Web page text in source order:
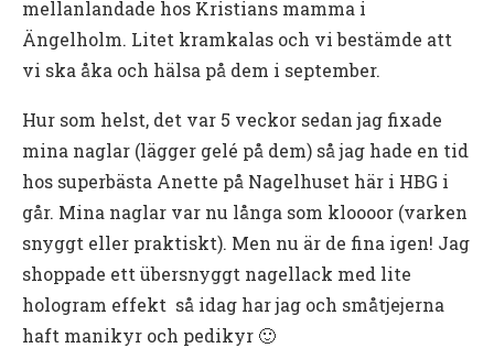
mellanlandade hos Kristians mamma i
Ängelholm. Litet kramkalas och vi bestämde att
vi ska åka och hälsa på dem i september.
Hur som helst, det var 5 veckor sedan jag fixade
mina naglar (lägger gelé på dem) så jag hade en tid
hos superbästa Anette på Nagelhuset här i HBG i
går. Mina naglar var nu långa som kloooor (varken
snyggt eller praktiskt). Men nu är de fina igen! Jag
shoppade ett übersnyggt nagellack med lite
hologram effekt så idag har jag och småtjejerna
haft manikyr och pedikyr 🙂